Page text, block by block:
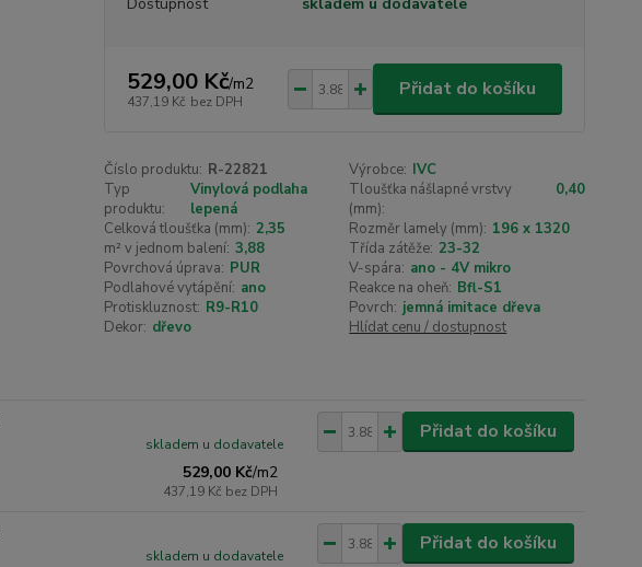
529,00 Kč/m2
437,19 Kč bez DPH
Přidat do košíku
Číslo produktu: R-22821 Výrobce: IVC
Typ
produktu:
Vinylová podlaha
lepená
Tloušťka nášlapné vrstvy
(mm):
0,40
Celková tloušťka (mm): 2,35 Rozměr lamely (mm): 196 x 1320
m² v jednom balení: 3,88 Třída zátěže: 23-32
Povrchová úprava: PUR V-spára: ano - 4V mikro
Podlahové vytápění: ano Reakce na oheň: Bfl-S1
Protiskluznost: R9-R10 Povrch: jemná imitace dřeva
Dekor: dřevo Hlídat cenu / dostupnost
529,00 Kč/m2
437,19 Kč bez DPH
skladem u dodavatele
Přidat do košíku
skladem u dodavatele
Přidat do košíku